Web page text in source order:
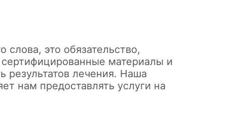
слова, это обязательство,
материалы и
результатов лечения. Наша
нам предоставлять услуги на